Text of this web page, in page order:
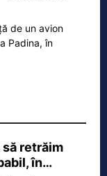
de un avion
Padina, în
să retrăim
în…